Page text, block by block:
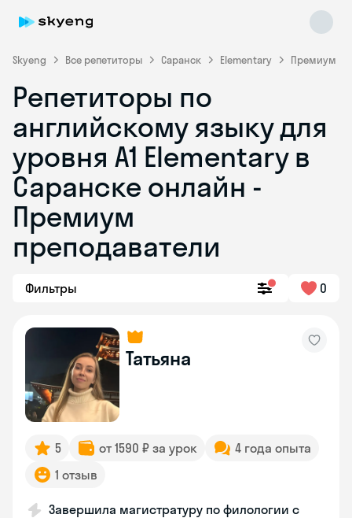
Skyeng Все репетиторы Саранск Elementary Премиум
Репетиторы по
английскому языку для
уровня A1 Elementary в
Саранске онлайн -
Премиум
преподаватели
Фильтры 0
Татьяна
5 от 1590 ₽ за урок
4 года опыта
1 отзыв
Завершила магистратуру по филологии с
Skyeng Chat
online